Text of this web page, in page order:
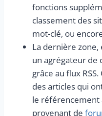
fonctions
classement des
mot-clé, ou
La dernière zone,
un agrégateur de
grâce au flux
des articles qui
le référencement
provenant de